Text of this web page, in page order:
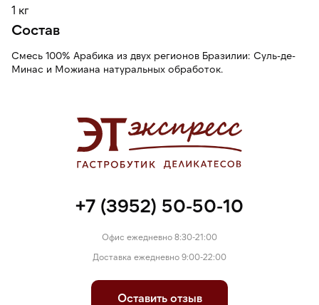
1 кг
Состав
Смесь 100% Арабика из двух регионов Бразилии: Суль-де-
Минас и Можиана натуральных обработок.
+7 (3952) 50-50-10
Офис ежедневно 8:30-21:00
Доставка ежедневно 9:00-22:00
Оставить отзыв